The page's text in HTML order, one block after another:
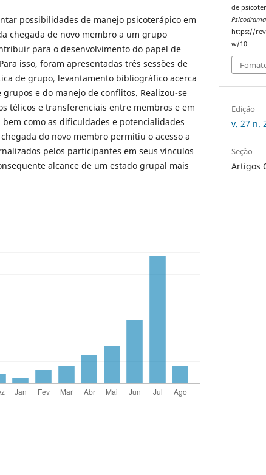
possibilidades de manejo psicoterápico em
chegada de novo membro a um grupo
para o desenvolvimento do papel de
isso, foram apresentadas três sessões de
de grupo, levantamento bibliográfico acerca
e do manejo de conflitos. Realizou-se
télicos e transferenciais entre membros e em
como as dificuldades e potencialidades
do novo membro permitiu o acesso a
pelos participantes em seus vínculos
alcance de um estado grupal mais
de
Psicodrama
https://
w/10
Edição
v. 27 n.
Seção
Artigos